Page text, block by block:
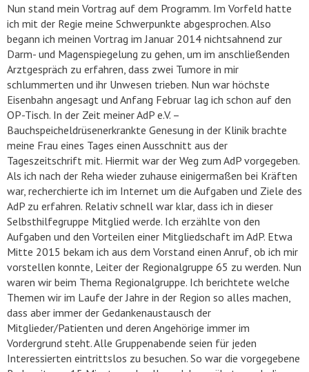
Nun stand mein Vortrag auf dem Programm. Im Vorfeld hatte
ich mit der Regie meine Schwerpunkte abgesprochen. Also
begann ich meinen Vortrag im Januar 2014 nichtsahnend zur
Darm- und Magenspiegelung zu gehen, um im anschließenden
Arztgespräch zu erfahren, dass zwei Tumore in mir
schlummerten und ihr Unwesen trieben. Nun war höchste
Eisenbahn angesagt und Anfang Februar lag ich schon auf den
OP-Tisch. In der Zeit meiner AdP e.V. –
Bauchspeicheldrüsenerkrankte Genesung in der Klinik brachte
meine Frau eines Tages einen Ausschnitt aus der
Tageszeitschrift mit. Hiermit war der Weg zum AdP vorgegeben.
Als ich nach der Reha wieder zuhause einigermaßen bei Kräften
war, recherchierte ich im Internet um die Aufgaben und Ziele des
AdP zu erfahren. Relativ schnell war klar, dass ich in dieser
Selbsthilfegruppe Mitglied werde. Ich erzählte von den
Aufgaben und den Vorteilen einer Mitgliedschaft im AdP. Etwa
Mitte 2015 bekam ich aus dem Vorstand einen Anruf, ob ich mir
vorstellen konnte, Leiter der Regionalgruppe 65 zu werden. Nun
waren wir beim Thema Regionalgruppe. Ich berichtete welche
Themen wir im Laufe der Jahre in der Region so alles machen,
dass aber immer der Gedankenaustausch der
Mitglieder/Patienten und deren Angehörige immer im
Vordergrund steht. Alle Gruppenabende seien für jeden
Interessierten eintrittslos zu besuchen. So war die vorgegebene